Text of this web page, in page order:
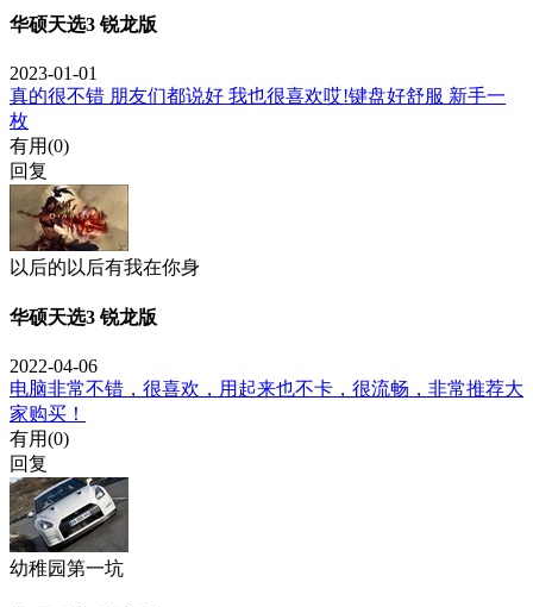
华硕天选3 锐龙版
2023-01-01
真的很不错 朋友们都说好 我也很喜欢哎!键盘好舒服 新手一
枚
有用(0)
回复
以后的以后有我在你身
华硕天选3 锐龙版
2022-04-06
电脑非常不错，很喜欢，用起来也不卡，很流畅，非常推荐大
家购买！
有用(0)
回复
幼稚园第一坑